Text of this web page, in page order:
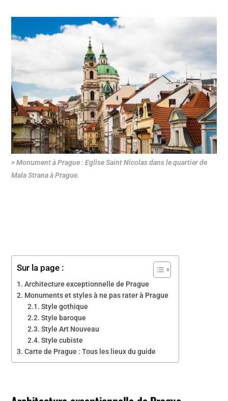
> Monument à Prague : Eglise Saint Nicolas dans le quartier de
Mala Strana à Prague.
Sur la page :
Architecture exceptionnelle de Prague
Monuments et styles à ne pas rater à Prague
Style gothique
Style baroque
Style Art Nouveau
Style cubiste
Carte de Prague : Tous les lieux du guide